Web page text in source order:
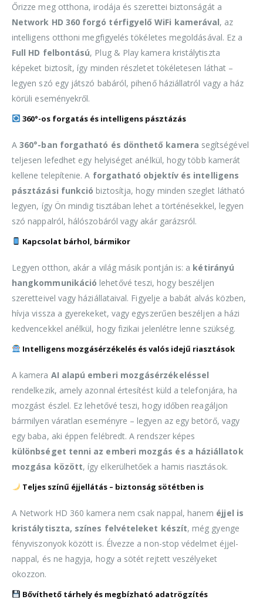
Őrizze meg otthona, irodája és szerettei biztonságát a
Network HD 360 forgó térfigyelő WiFi kamerával, az
intelligens otthoni megfigyelés tökéletes megoldásával. Ez a
Full HD felbontású, Plug & Play kamera kristálytiszta
képeket biztosít, így minden részletet tökéletesen láthat –
legyen szó egy játszó babáról, pihenő háziállatról vagy a ház
körüli eseményekről.
360°-os forgatás és intelligens pásztázás
A360°-ban forgatható és dönthető kamera segítségével
teljesen lefedhet egy helyiséget anélkül, hogy több kamerát
kellene telepítenie. A forgatható objektív és intelligens
pásztázási funkció biztosítja, hogy minden szeglet látható
legyen, így Ön mindig tisztában lehet a történésekkel, legyen
szó nappalról, hálószobáról vagy akár garázsról.
Kapcsolat bárhol, bármikor
Legyen otthon, akár a világ másik pontján is: a kétirányú
hangkommunikáció lehetővé teszi, hogy beszéljen
szeretteivel vagy háziállataival. Figyelje a babát alvás közben,
hívja vissza a gyerekeket, vagy egyszerűen beszéljen a házi
kedvencekkel anélkül, hogy fizikai jelenlétre lenne szükség.
Intelligens mozgásérzékelés és valós idejű riasztások
A kamera AI alapú emberi mozgásérzékeléssel
rendelkezik, amely azonnal értesítést küld a telefonjára, ha
mozgást észlel. Ez lehetővé teszi, hogy időben reagáljon
bármilyen váratlan eseményre – legyen az egy betörő, vagy
egy baba, aki éppen felébredt. A rendszer képes
különbséget tenni az emberi mozgás és a háziállatok
mozgása között, így elkerülhetőek a hamis riasztások.
Teljes színű éjjellátás – biztonság sötétben is
A Network HD 360 kamera nem csak nappal, hanem éjjel is
kristálytiszta, színes felvételeket készít, még gyenge
fényviszonyok között is. Élvezze a non-stop védelmet éjjel-
nappal, és ne hagyja, hogy a sötét rejtett veszélyeket
okozzon.
Bővíthető tárhely és megbízható adatrögzítés